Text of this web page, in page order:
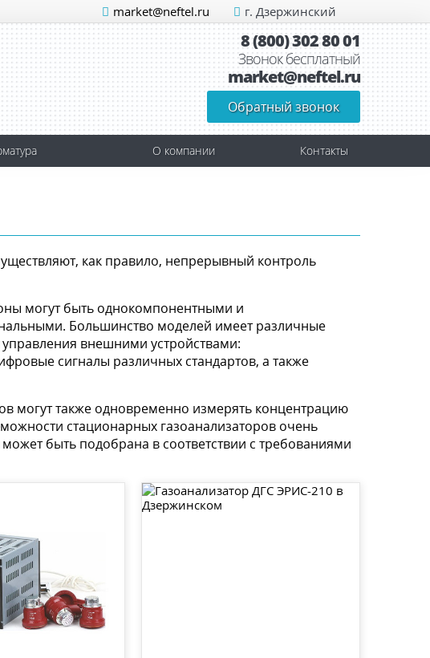
market@neftel.ru г. Дзержинский
8 (800) 302 80 01
Звонок бесплатный
market@neftel.ru
Обратный звонок
О компании Контакты
как правило, непрерывный контроль
могут быть однокомпонентными и
Большинство моделей имеет различные
внешними устройствами:
сигналы различных стандартов, а также
могут также одновременно измерять концентрацию
стационарных газоанализаторов очень
быть подобрана в соответствии с требованиями